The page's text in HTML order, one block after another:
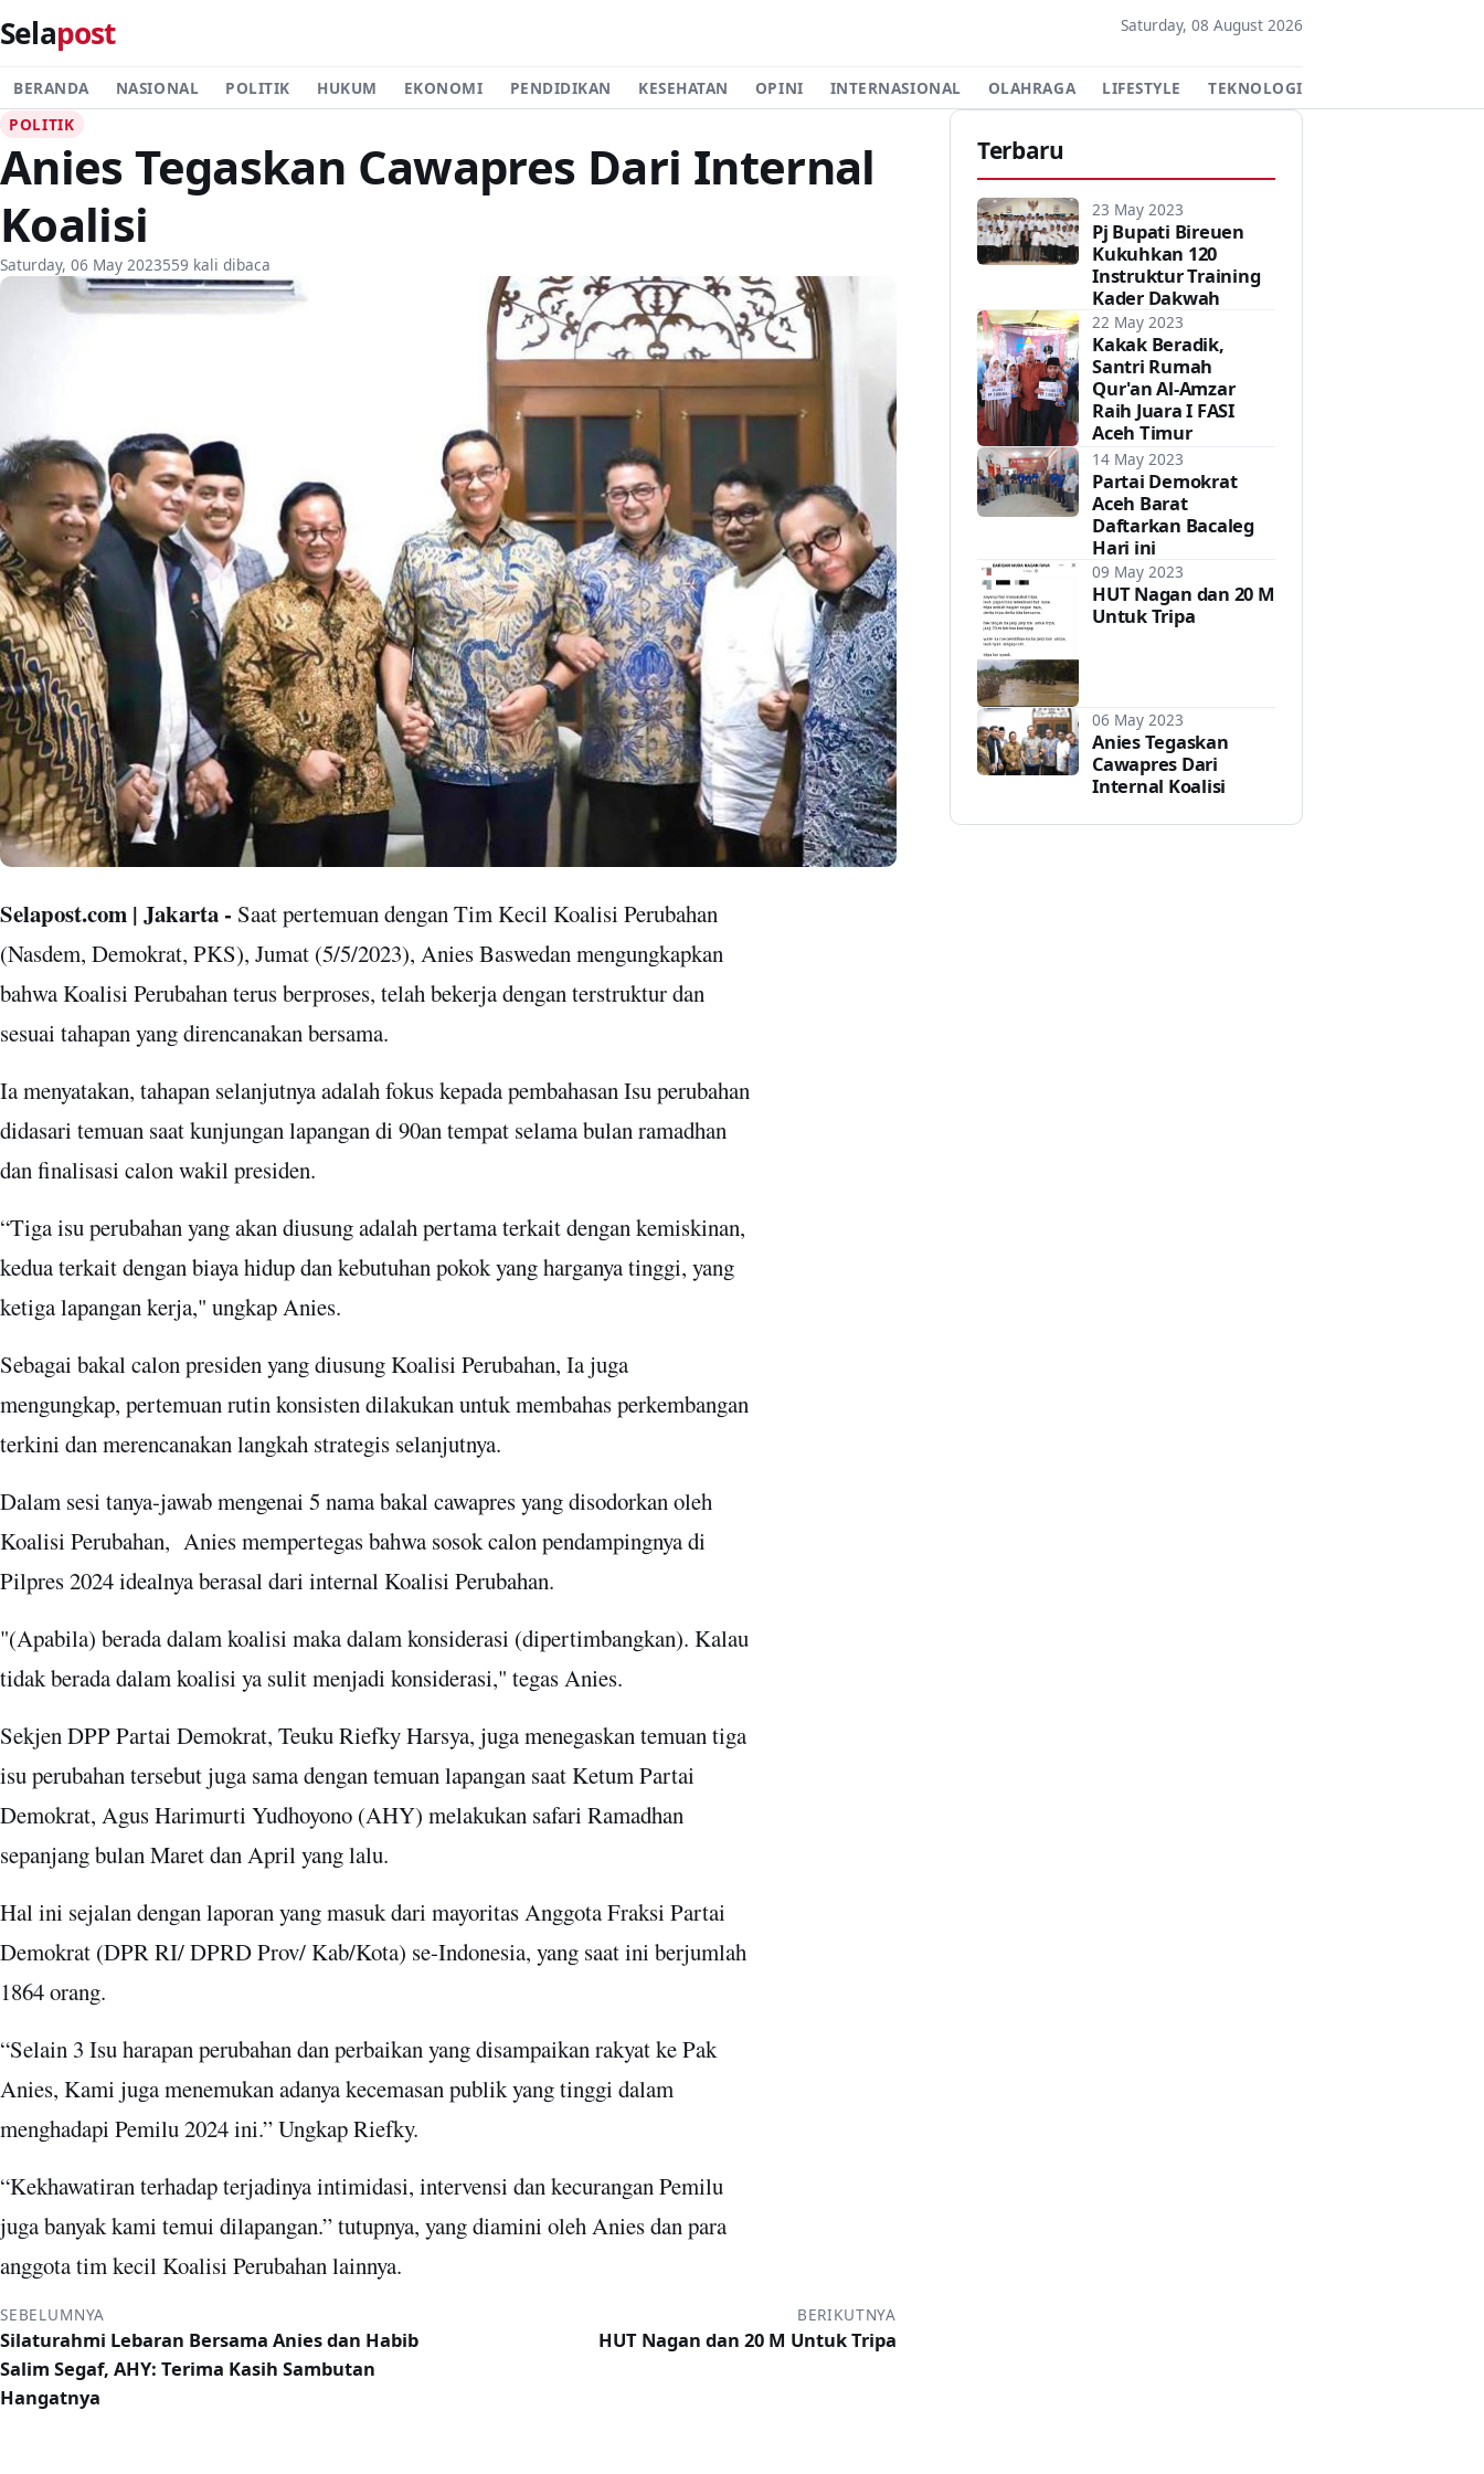
Selapost Saturday, 08 August 2026
BERANDA NASIONAL POLITIK HUKUM EKONOMI PENDIDIKAN KESEHATAN OPINI INTERNASIONAL OLAHRAGA LIFESTYLE TEKNOLOGI
POLITIK
Anies Tegaskan Cawapres Dari Internal
Koalisi
Saturday, 06 May 2023559 kali dibaca
Selapost.com | Jakarta - Saat pertemuan dengan Tim Kecil Koalisi Perubahan
(Nasdem, Demokrat, PKS), Jumat (5/5/2023), Anies Baswedan mengungkapkan
bahwa Koalisi Perubahan terus berproses, telah bekerja dengan terstruktur dan
sesuai tahapan yang direncanakan bersama.
Ia menyatakan, tahapan selanjutnya adalah fokus kepada pembahasan Isu perubahan
didasari temuan saat kunjungan lapangan di 90an tempat selama bulan ramadhan
dan finalisasi calon wakil presiden.
“Tiga isu perubahan yang akan diusung adalah pertama terkait dengan kemiskinan,
kedua terkait dengan biaya hidup dan kebutuhan pokok yang harganya tinggi, yang
ketiga lapangan kerja," ungkap Anies.
Sebagai bakal calon presiden yang diusung Koalisi Perubahan, Ia juga
mengungkap, pertemuan rutin konsisten dilakukan untuk membahas perkembangan
terkini dan merencanakan langkah strategis selanjutnya.
Dalam sesi tanya-jawab mengenai 5 nama bakal cawapres yang disodorkan oleh
Koalisi Perubahan, Anies mempertegas bahwa sosok calon pendampingnya di
Pilpres 2024 idealnya berasal dari internal Koalisi Perubahan.
"(Apabila) berada dalam koalisi maka dalam konsiderasi (dipertimbangkan). Kalau
tidak berada dalam koalisi ya sulit menjadi konsiderasi," tegas Anies.
Sekjen DPP Partai Demokrat, Teuku Riefky Harsya, juga menegaskan temuan tiga
isu perubahan tersebut juga sama dengan temuan lapangan saat Ketum Partai
Demokrat, Agus Harimurti Yudhoyono (AHY) melakukan safari Ramadhan
sepanjang bulan Maret dan April yang lalu.
Hal ini sejalan dengan laporan yang masuk dari mayoritas Anggota Fraksi Partai
Demokrat (DPR RI/ DPRD Prov/ Kab/Kota) se-Indonesia, yang saat ini berjumlah
1864 orang.
“Selain 3 Isu harapan perubahan dan perbaikan yang disampaikan rakyat ke Pak
Anies, Kami juga menemukan adanya kecemasan publik yang tinggi dalam
menghadapi Pemilu 2024 ini.” Ungkap Riefky.
“Kekhawatiran terhadap terjadinya intimidasi, intervensi dan kecurangan Pemilu
juga banyak kami temui dilapangan.” tutupnya, yang diamini oleh Anies dan para
anggota tim kecil Koalisi Perubahan lainnya.
SEBELUMNYA
Silaturahmi Lebaran Bersama Anies dan Habib
Salim Segaf, AHY: Terima Kasih Sambutan
Hangatnya
BERIKUTNYA
HUT Nagan dan 20 M Untuk Tripa
Terbaru
23 May 2023
Pj Bupati Bireuen
Kukuhkan 120
Instruktur Training
Kader Dakwah
22 May 2023
Kakak Beradik,
Santri Rumah
Qur'an Al-Amzar
Raih Juara I FASI
Aceh Timur
14 May 2023
Partai Demokrat
Aceh Barat
Daftarkan Bacaleg
Hari ini
09 May 2023
HUT Nagan dan 20 M
Untuk Tripa
06 May 2023
Anies Tegaskan
Cawapres Dari
Internal Koalisi